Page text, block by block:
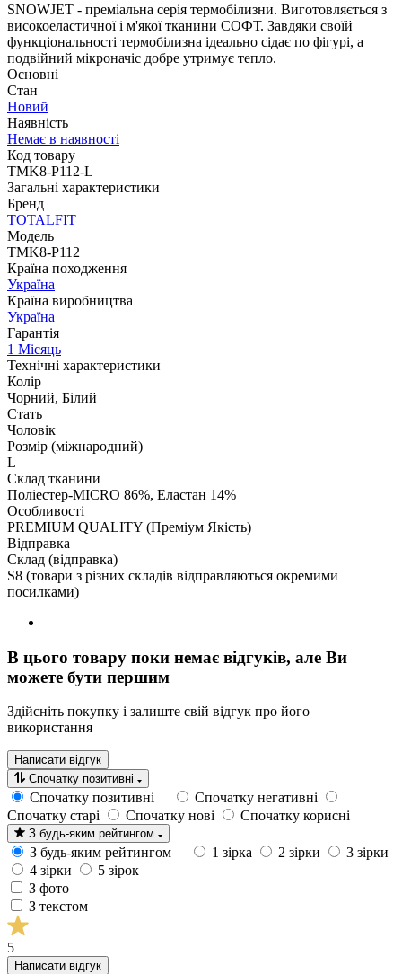
SNOWJET - преміальна серія термобілизни. Виготовляється з
високоеластичної і м'якої тканини СОФТ. Завдяки своїй
функціональності термобілизна ідеально сідає по фігурі, а
подвійний мікроначіс добре утримує тепло.
Основні
Стан
Новий
Наявність
Немає в наявності
Код товару
TMK8-P112-L
Загальні характеристики
Бренд
TOTALFIT
Модель
TMK8-P112
Країна походження
Україна
Країна виробництва
Україна
Гарантія
1 Місяць
Технічні характеристики
Колір
Чорний, Білий
Стать
Чоловік
Розмір (міжнародний)
L
Склад тканини
Поліестер-MICRO 86%, Еластан 14%
Особливості
PREMIUM QUALITY (Преміум Якість)
Відправка
Склад (відправка)
S8 (товари з різних складів відправляються окремими
посилками)
В цього товару поки немає відгуків, але Ви
можете бути першим
Здійсніть покупку і залиште свій відгук про його
використання
Написати відгук
Спочатку позитивні
Спочатку позитивні
Спочатку негативні
Спочатку старі
Спочатку нові Спочатку корисні
З будь-яким рейтингом
З будь-яким рейтингом 1 зірка 2 зірки
3 зірки
4 зірки
5 зірок
З фото
З текстом
5
Написати відгук